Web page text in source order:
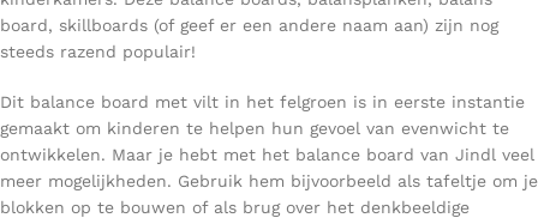
board, skillboards (of geef er een andere naam aan) zijn nog
steeds razend populair!
Dit balance board met vilt in het felgroen is in eerste instantie
gemaakt om kinderen te helpen hun gevoel van evenwicht te
ontwikkelen. Maar je hebt met het balance board van Jindl veel
meer mogelijkheden. Gebruik hem bijvoorbeeld als tafeltje om je
blokken op te bouwen of als brug over het denkbeeldige